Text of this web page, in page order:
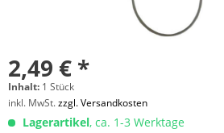
2,49 € *
Inhalt: 1 Stück
inkl. MwSt.zzgl. Versandkosten
Lagerartikel, ca. 1-3 Werktage